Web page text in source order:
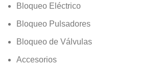
Bloqueo Eléctrico
Bloqueo Pulsadores
Bloqueo de Válvulas
Accesorios